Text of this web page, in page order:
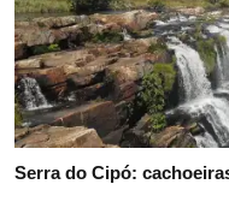
Serra do Cipó: